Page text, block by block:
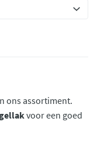
ons assortiment.
voor een goed